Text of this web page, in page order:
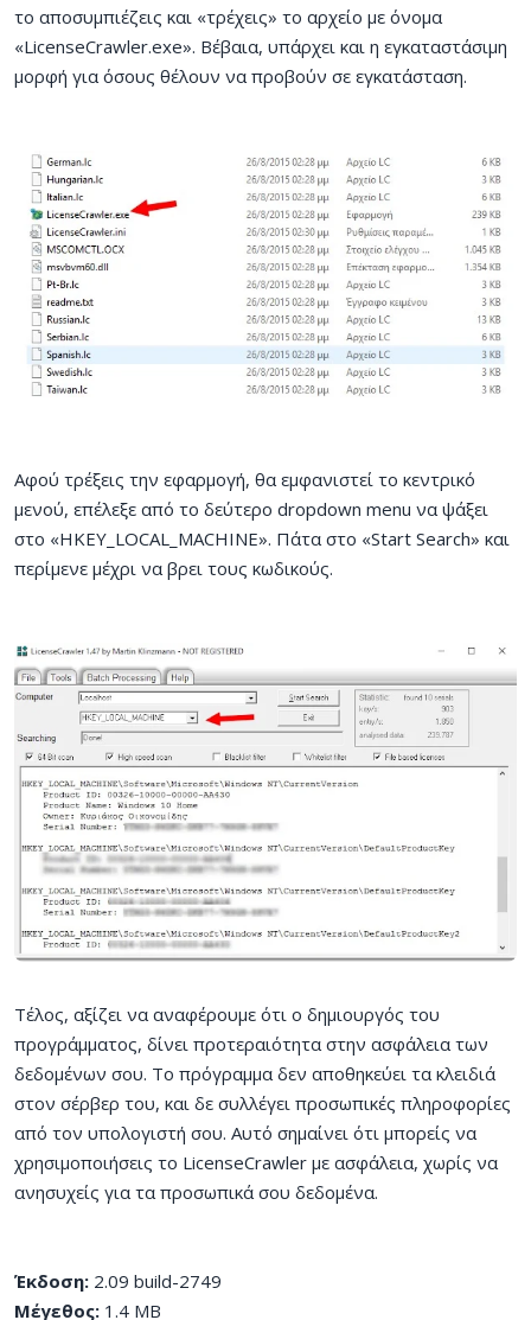
το αποσυμπιέζεις και «τρέχεις» το αρχείο με όνομα
«LicenseCrawler.exe». Βέβαια, υπάρχει και η εγκαταστάσιμη
μορφή για όσους θέλουν να προβούν σε εγκατάσταση.
Αφού τρέξεις την εφαρμογή, θα εμφανιστεί το κεντρικό
μενού, επέλεξε από το δεύτερο dropdown menu να ψάξει
στο «HKEY_LOCAL_MACHINE». Πάτα στο «Start Search» και
περίμενε μέχρι να βρει τους κωδικούς.
Τέλος, αξίζει να αναφέρουμε ότι ο δημιουργός του
προγράμματος, δίνει προτεραιότητα στην ασφάλεια των
δεδομένων σου. Το πρόγραμμα δεν αποθηκεύει τα κλειδιά
στον σέρβερ του, και δε συλλέγει προσωπικές πληροφορίες
από τον υπολογιστή σου. Αυτό σημαίνει ότι μπορείς να
χρησιμοποιήσεις το LicenseCrawler με ασφάλεια, χωρίς να
ανησυχείς για τα προσωπικά σου δεδομένα.
Έκδοση: 2.09 build-2749
Μέγεθος: 1.4 MB